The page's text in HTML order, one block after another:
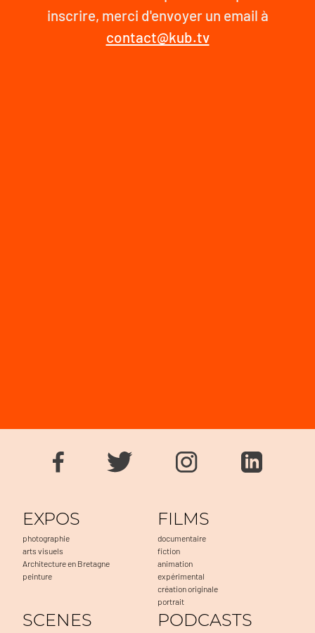
inscrire, merci d'envoyer un email à
contact@kub.tv
EXPOS
photographie
arts visuels
Architecture en Bretagne
peinture
FILMS
documentaire
fiction
animation
expérimental
création originale
portrait
SCENES PODCASTS